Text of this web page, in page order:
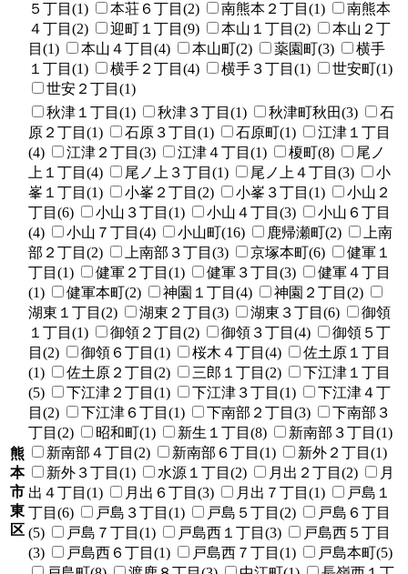
５丁目(1)
本荘６丁目(2) 南熊本２丁目(1)
南熊本
４丁目(2)
迎町１丁目(9) 本山１丁目(2)
本山２丁
目(1)
本山４丁目(4) 本山町(2) 薬園町(3)
横手
１丁目(1)
横手２丁目(4) 横手３丁目(1)
世安町(1)
世安２丁目(1)
熊
本
市
東
区
秋津１丁目(1) 秋津３丁目(1) 秋津町秋田(3)
石
原２丁目(1)
石原３丁目(1) 石原町(1)
江津１丁目
(4)
江津２丁目(3) 江津４丁目(1) 榎町(8)
尾ノ
上１丁目(4)
尾ノ上３丁目(1) 尾ノ上４丁目(3)
小
峯１丁目(1)
小峯２丁目(2) 小峯３丁目(1)
小山２
丁目(6)
小山３丁目(1) 小山４丁目(3)
小山６丁目
(4)
小山７丁目(4) 小山町(16) 鹿帰瀬町(2)
上南
部２丁目(2)
上南部３丁目(3) 京塚本町(6)
健軍１
丁目(1)
健軍２丁目(1) 健軍３丁目(3)
健軍４丁目
(1)
健軍本町(2) 神園１丁目(4)
神園２丁目(2)
湖東１丁目(2)
湖東２丁目(3) 湖東３丁目(6)
御領
１丁目(1)
御領２丁目(2) 御領３丁目(4)
御領５丁
目(2)
御領６丁目(1) 桜木４丁目(4)
佐土原１丁目
(1)
佐土原２丁目(2) 三郎１丁目(2)
下江津１丁目
(5)
下江津２丁目(1) 下江津３丁目(1)
下江津４丁
目(2)
下江津６丁目(1) 下南部２丁目(3)
下南部３
丁目(2)
昭和町(1) 新生１丁目(8)
新南部３丁目(1)
新南部４丁目(2)
新南部６丁目(1)
新外２丁目(1)
新外３丁目(1)
水源１丁目(2) 月出２丁目(2)
月
出４丁目(1)
月出６丁目(3) 月出７丁目(1)
戸島１
丁目(6)
戸島３丁目(1) 戸島５丁目(2)
戸島６丁目
(5)
戸島７丁目(1) 戸島西１丁目(3)
戸島西５丁目
(3)
戸島西６丁目(1) 戸島西７丁目(1)
戸島本町(5)